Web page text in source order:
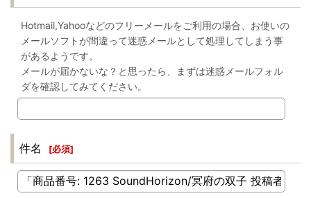
Hotmail,Yahooなどのフリーメールをご利用の場合、お使いの
メールソフトが間違って迷惑メールとして処理してしまう事
があるようです。
メールが届かないな？と思ったら、まずは迷惑メールフォル
ダを確認してみてください。
件名 [必須]